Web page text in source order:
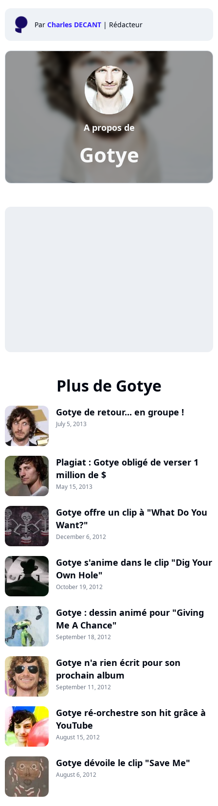
Par Charles DECANT | Rédacteur
Gotye
A propos de
Plus de Gotye
Gotye de retour... en groupe !
July 5, 2013
Plagiat : Gotye obligé de verser 1
million de $
May 15, 2013
Gotye offre un clip à "What Do You
Want?"
December 6, 2012
Gotye s'anime dans le clip "Dig Your
Own Hole"
October 19, 2012
Gotye : dessin animé pour "Giving
Me A Chance"
September 18, 2012
Gotye n'a rien écrit pour son
prochain album
September 11, 2012
Gotye ré-orchestre son hit grâce à
YouTube
August 15, 2012
Gotye dévoile le clip "Save Me"
August 6, 2012